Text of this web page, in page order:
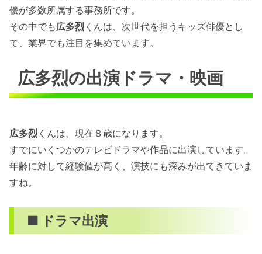
優が多数所属する事務所です。
その中でも広多烈 くんは、次世代を担うキッズ俳優とし
て、業界でも注目を集めています。
広多烈の出演ドラマ・映画
広多烈 くんは、現在８歳になります。
すでにいくつかのテレビドラマや作品に出演しています。
年齢に対して経験値が高く、演技にも深みが出てきていま
すね。
■ ドラマ出演